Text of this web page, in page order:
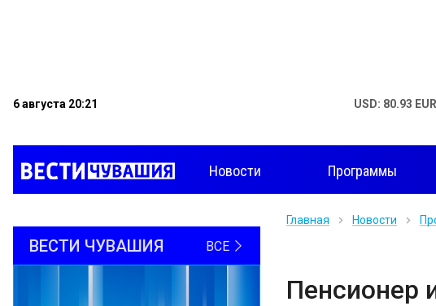
6 августа 20:21 USD: 80.93
Новости Программы
ВЕСТИ ЧУВАШИЯ ВСЕ
Главная Новости
Пенсионер